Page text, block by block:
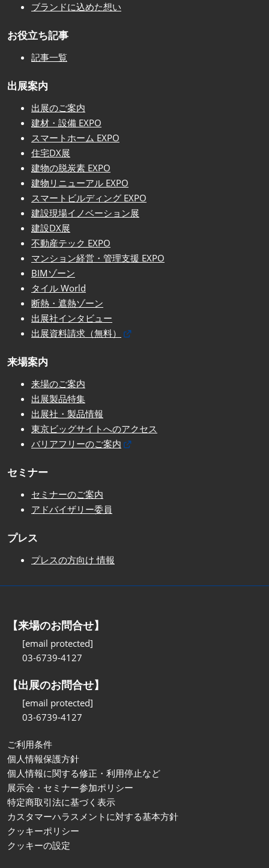
ブランドに込めた想い
お役立ち記事
記事一覧
出展案内
出展のご案内
建材・設備 EXPO
スマートホーム EXPO
住宅DX展
建物の脱炭素 EXPO
建物リニューアル EXPO
スマートビルディング EXPO
建設現場イノベーション展
建設DX展
不動産テック EXPO
マンション経営・管理支援 EXPO
BIMゾーン
タイル World
断熱・遮熱ゾーン
出展社インタビュー
出展資料請求（無料）
来場案内
来場のご案内
出展製品特集
出展社・製品情報
東京ビッグサイトへのアクセス
バリアフリーのご案内
セミナー
セミナーのご案内
アドバイザリー委員
プレス
プレスの方向け 情報
【来場のお問合せ】
[email protected]
03-6739-4127
【出展のお問合せ】
[email protected]
03-6739-4127
ご利用条件
個人情報保護方針
個人情報に関する修正・利用停止など
展示会・セミナー参加ポリシー
特定商取引法に基づく表示
カスタマーハラスメントに対する基本方針
クッキーポリシー
クッキーの設定